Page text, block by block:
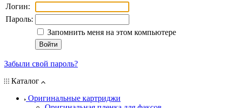
Логин:
Пароль:
Запомнить меня на этом компьютере
Забыли свой пароль?
Каталог
Оригинальные картриджи